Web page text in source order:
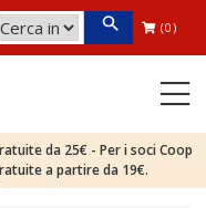
(0)
da 25€ - Per i soci Coop
a partire da 19€.